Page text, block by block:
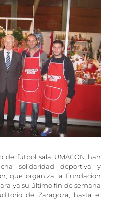
de fútbol sala UMACON han
solidaridad deportiva y
que organiza la Fundación
ya su último fin de semana
de Zaragoza, hasta el